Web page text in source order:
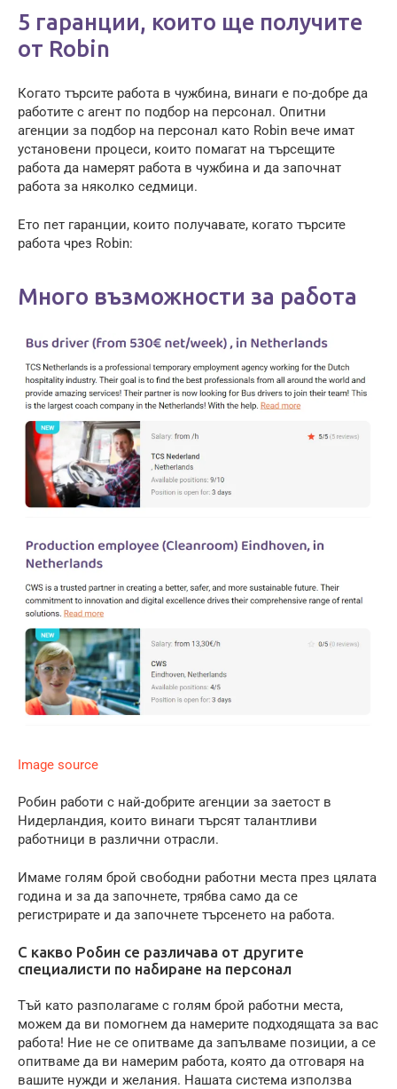
5 гаранции, които ще получите
от Robin
Когато търсите работа в чужбина, винаги е по-добре да
работите с агент по подбор на персонал. Опитни
агенции за подбор на персонал като Robin вече имат
установени процеси, които помагат на търсещите
работа да намерят работа в чужбина и да започнат
работа за няколко седмици.
Ето пет гаранции, които получавате, когато търсите
работа чрез Robin:
Много възможности за работа
Image source
Робин работи с най-добрите агенции за заетост в
Нидерландия, които винаги търсят талантливи
работници в различни отрасли.
Имаме голям брой свободни работни места през цялата
година и за да започнете, трябва само да се
регистрирате и да започнете търсенето на работа.
С какво Робин се различава от другите
специалисти по набиране на персонал
Тъй като разполагаме с голям брой работни места,
можем да ви помогнем да намерите подходящата за вас
работа! Ние не се опитваме да запълваме позиции, а се
опитваме да ви намерим работа, която да отговаря на
вашите нужди и желания. Нашата система използва